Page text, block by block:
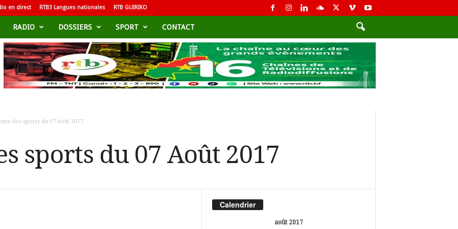
en direct RTB3 Langues nationales RTB GUIRIKO
RADIO DOSSIERS SPORT CONTACT
des sports du 07 Août 2017
sports du 07 Août 2017
Calendrier
août 2017